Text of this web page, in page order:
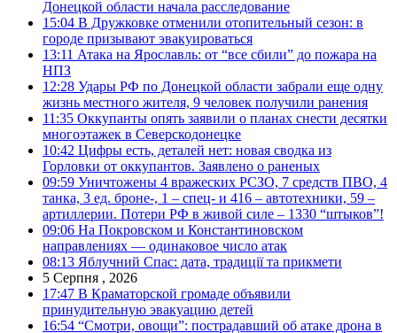
Донецкой области начала расследование
15:04 В Дружковке отменили отопительный сезон: в
городе призывают эвакуироваться
13:11 Атака на Ярославль: от “все сбили” до пожара на
НПЗ
12:28 Удары РФ по Донецкой области забрали еще одну
жизнь местного жителя, 9 человек получили ранения
11:35 Оккупанты опять заявили о планах снести десятки
многоэтажек в Северскодонецке
10:42 Цифры есть, деталей нет: новая сводка из
Горловки от оккупантов. Заявлено о раненых
09:59 Уничтожены 4 вражеских РСЗО, 7 средств ПВО, 4
танка, 3 ед. броне-, 1 – спец- и 416 – автотехники, 59 –
артиллерии. Потери РФ в живой силе – 1330 “штыков”!
09:06 На Покровском и Константиновском
направлениях — одинаковое число атак
08:13 Яблучний Спас: дата, традиції та прикмети
5 Серпня , 2026
17:47 В Краматорской громаде объявили
принудительную эвакуацию детей
16:54 “Смотри, овощи”: пострадавший об атаке дрона в